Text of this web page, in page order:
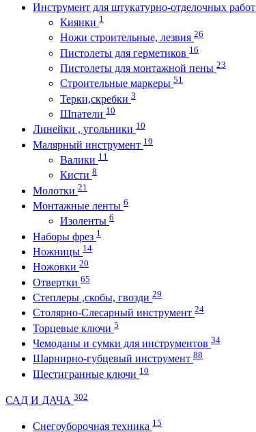
Инструмент для штукатурно-отделочных работ
Киянки 1
Ножи строительные, лезвия 26
Пистолеты для герметиков 16
Пистолеты для монтажной пены 23
Строительные маркеры 51
Терки,скребки 3
Шпатели 10
Линейки , угольники 10
Малярный инструмент 19
Валики 11
Кисти 8
Молотки 21
Монтажные ленты 6
Изоленты 6
Наборы фрез 1
Ножницы 14
Ножовки 20
Отвертки 65
Степлеры ,скобы, гвозди 29
Столярно-Слесарный инструмент 24
Торцевые ключи 5
Чемоданы и сумки для инструментов 34
Шарнирно-губцевый инструмент 88
Шестигранные ключи 10
САД И ДАЧА 302
Снегоуборочная техника 15